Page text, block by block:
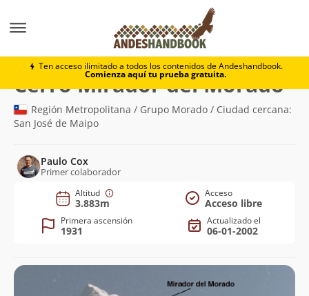
Ten acceso ilimitado a todos los contenidos de Andeshandbook.
Comienza aquí tu prueba gratuita.
Cerro Mirador del Morado
Cerro Mirador del Morado
Región Metropolitana / Grupo Morado / Ciudad cercana:
San José de Maipo
Paulo Cox
Primer colaborador
Altitud
3.883m
Acceso
Acceso libre
Primera ascensión
1931
Actualizado el
06-01-2002